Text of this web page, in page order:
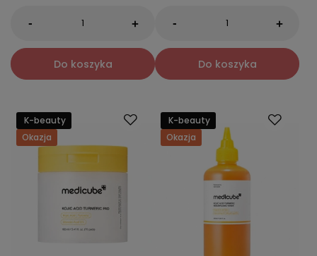
- +
Do koszyka
- +
Do koszyka
K-beauty
Okazja
K-beauty
Okazja